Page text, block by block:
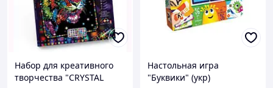
Набор для креативного
творчества "CRYSTAL
Настольная игра
"Буквики" (укр)